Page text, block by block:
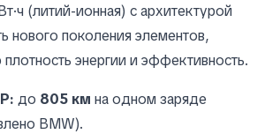
(литий-ионная) с архитектурой
нового поколения элементов,
энергии и эффективность.
до 805 км на одном заряде
BMW).